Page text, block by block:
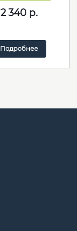
2 340р.
Подробнее